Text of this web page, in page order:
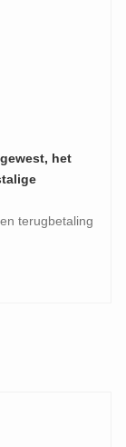
het
terugbetaling